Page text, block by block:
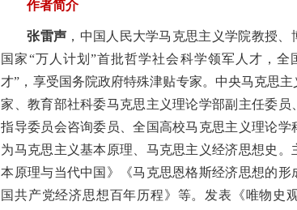
作者简介
张雷声 ，中国人民大学马克思主义学院教授、
国家“万人计划”首批哲学社会科学领军人才，全
才”，享受国务院政府特殊津贴专家。中央马克思
家、教育部社科委马克思主义理论学部副主任委员
指导委员会咨询委员、全国高校马克思主义理论学
为马克思主义基本原理、马克思主义经济思想史。
本原理与当代中国》《马克思恩格斯经济思想的形
国共产党经济思想百年历程》等。发表《唯物史